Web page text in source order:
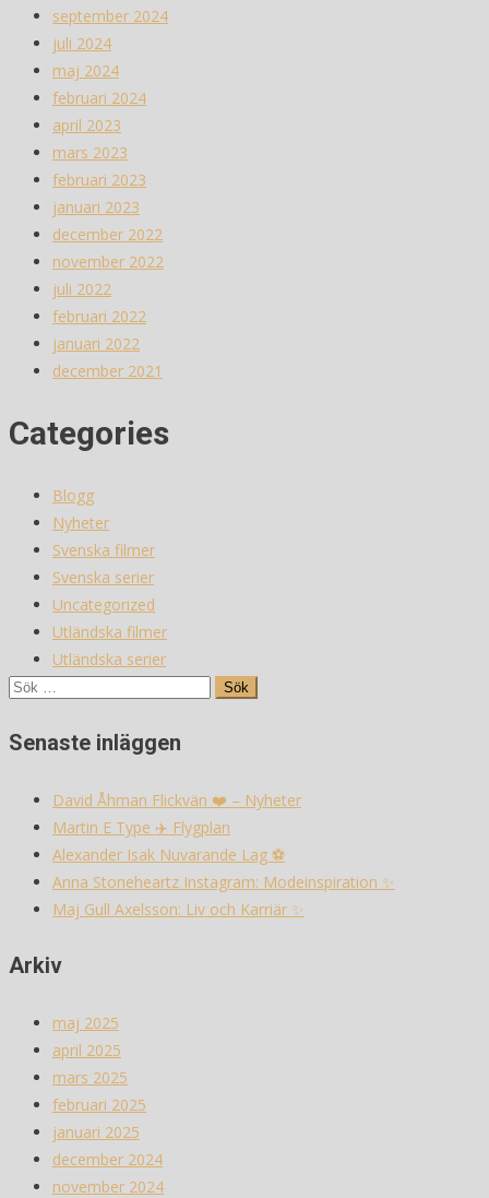
september 2024
juli 2024
maj 2024
februari 2024
april 2023
mars 2023
februari 2023
januari 2023
december 2022
november 2022
juli 2022
februari 2022
januari 2022
december 2021
Categories
Blogg
Nyheter
Svenska filmer
Svenska serier
Uncategorized
Utländska filmer
Utländska serier
Sök
Senaste inläggen
David Åhman Flickvän ❤️ – Nyheter
Martin E Type ✈️ Flygplan
Alexander Isak Nuvarande Lag ⚽️
Anna Stoneheartz Instagram: Modeinspiration ✨
Maj Gull Axelsson: Liv och Karriär ✨
Arkiv
maj 2025
april 2025
mars 2025
februari 2025
januari 2025
december 2024
november 2024